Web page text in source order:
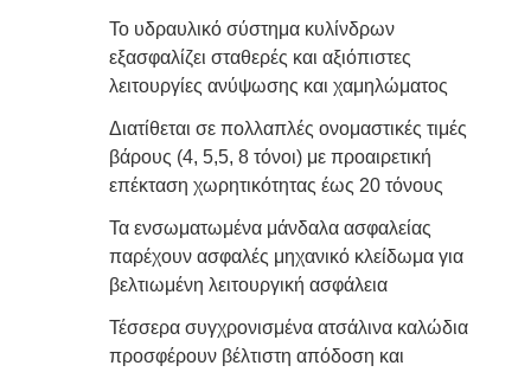
Το υδραυλικό σύστημα κυλίνδρων
εξασφαλίζει σταθερές και αξιόπιστες
λειτουργίες ανύψωσης και χαμηλώματος
Διατίθεται σε πολλαπλές ονομαστικές τιμές
βάρους (4, 5,5, 8 τόνοι) με προαιρετική
επέκταση χωρητικότητας έως 20 τόνους
Τα ενσωματωμένα μάνδαλα ασφαλείας
παρέχουν ασφαλές μηχανικό κλείδωμα για
βελτιωμένη λειτουργική ασφάλεια
Τέσσερα συγχρονισμένα ατσάλινα καλώδια
προσφέρουν βέλτιστη απόδοση και